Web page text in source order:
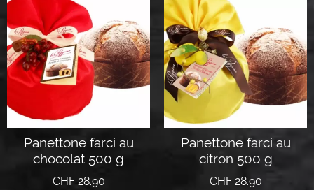
Panettone farci au
chocolat 500 g
CHF28.90
Panettone farci au
citron 500 g
CHF28.90